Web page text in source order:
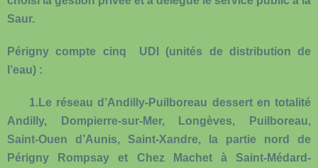
Saur.
Périgny compte cinq UDI (unités de distribution de
l’eau) :
1.Le réseau d’Andilly-Puilboreau dessert en totalité
Andilly, Dompierre-sur-Mer, Longèves, Puilboreau,
Saint-Ouen d’Aunis, Saint-Xandre, la partie nord de
Périgny Rompsay et Chez Machet à Saint-Médard-